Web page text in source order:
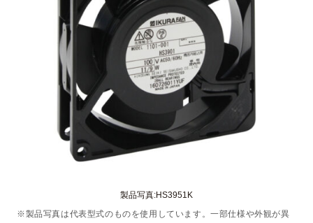
製品写真:HS3951K
※製品写真は代表型式のものを使用しています。一部仕様や外観が異